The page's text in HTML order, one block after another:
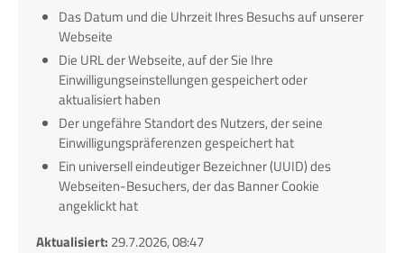
Das Datum und die Uhrzeit Ihres Besuchs auf unserer
Webseite
Die URL der Webseite, auf der Sie Ihre
Einwilligungseinstellungen gespeichert oder
aktualisiert haben
Der ungefähre Standort des Nutzers, der seine
Einwilligungspräferenzen gespeichert hat
Ein universell eindeutiger Bezeichner (UUID) des
Webseiten-Besuchers, der das Banner Cookie
angeklickt hat
Aktualisiert: 29.7.2026, 08:47